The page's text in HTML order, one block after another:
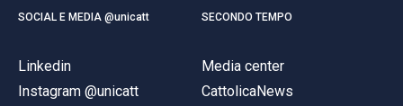
SOCIAL E MEDIA @unicatt
Linkedin
Instagram @unicatt
SECONDO TEMPO
Media center
CattolicaNews